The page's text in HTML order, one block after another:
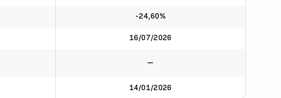
-24,60%
16/07/2026
—
14/01/2026